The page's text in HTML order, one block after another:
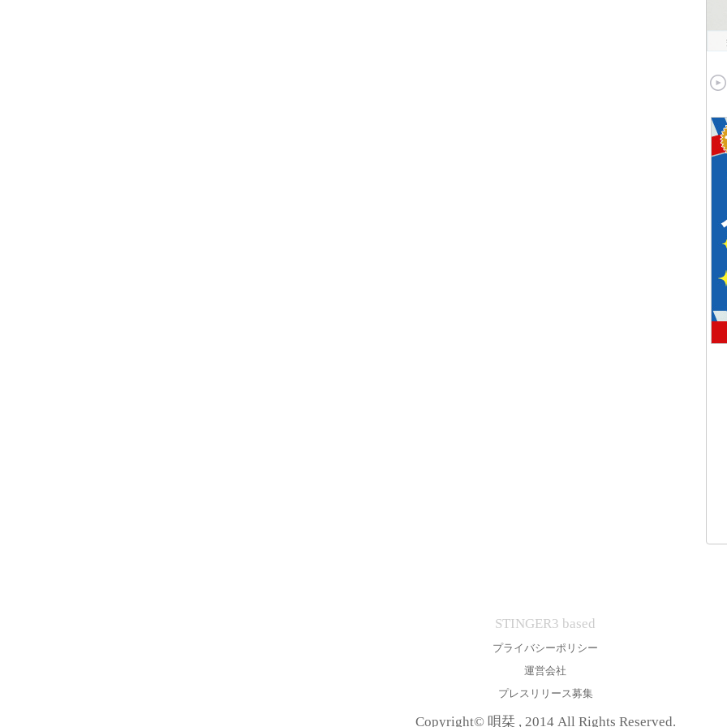
STINGER3 based
プライバシーポリシー
運営会社
プレスリリース募集
Copyright© 唄栞 , 2014 All Rights Reserved.